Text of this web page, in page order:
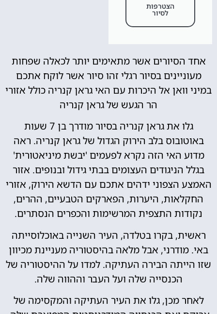
הצטרפות
לסיור
אחד הסיורים אשר מתאימים יותר לכאלה שפחות
מעוניינים בסיור רגלי זהו סיור אשר לוקח אתכם
במיני וואן אל היכרות עם האי גראן קנריה כולל אזורי
הר הגעש של גראן קנריה
גלו את גראן קנריה בסיור מודרך בן 7 שעות
באוטובוס בלב הירוק הגדול של גראן קנריה. ראה
מדוע האי הזה נקרא לפעמים 'יבשת מיניאטורית'
בגלל הניגודים העצומים בבתי גידול ובנופים. אזור
האמצע הצפוני ידהים אתכם עם הדשא הירוק, אזורי
החקלאות, היערות, הפארקים הטבעיים, ההרים,
נקודות התצפית המרשימות והכפרים הנסתרים.
ראשית, בקרו בטלדה, העיר השנייה באוכלוסייתה
באי. מודרני, אבל מלאה בהיסטוריה מעניינת מכיוון
שזו הייתה הבירה העתיקה. למדו על ההיסטוריה של
הכנסייה שלה ועל העבר וההווה שלה.
לאחר מכן, גלו את העיר העתיקה והמקסימה של